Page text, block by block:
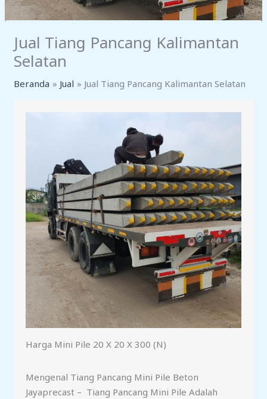
Jual Tiang Pancang Kalimantan
Selatan
Beranda Jual Jual Tiang Pancang Kalimantan Selatan
Harga Mini Pile 20 X 20 X 300 (N)
Mengenal Tiang Pancang Mini Pile Beton
Jayaprecast – Tiang Pancang Mini Pile Adalah